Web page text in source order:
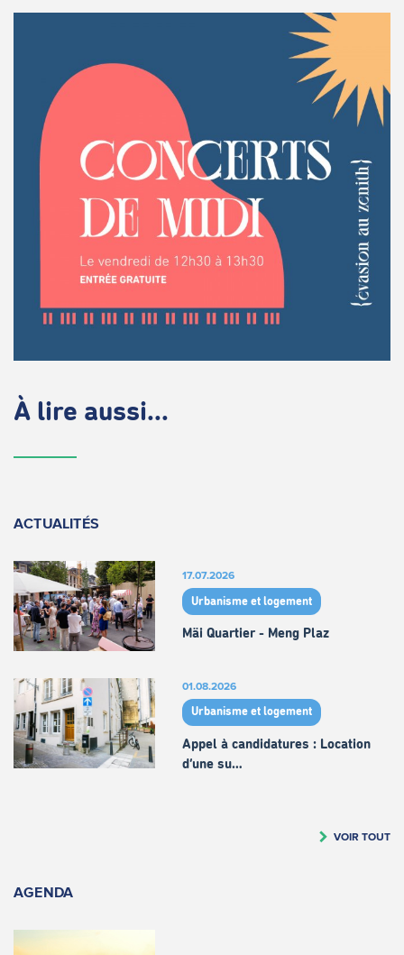
À lire aussi...
ACTUALITÉS
17.07.2026
Urbanisme et logement
Mäi Quartier - Meng Plaz
01.08.2026
Urbanisme et logement
Appel à candidatures : Location
d’une su…
VOIR TOUT
AGENDA